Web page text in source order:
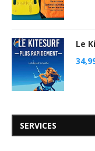
Le
SERVICES